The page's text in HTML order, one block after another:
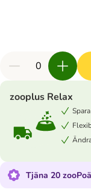
zooplus Relax
Tjäna 20